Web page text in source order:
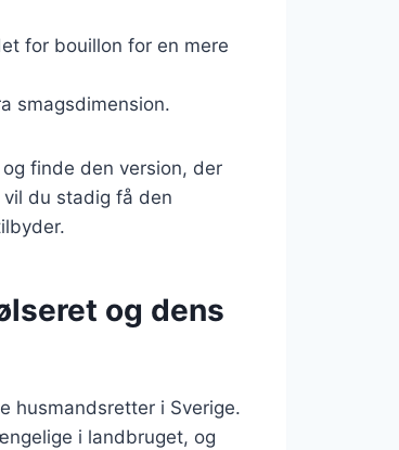
for bouillon for en mere
smagsdimension.
finde den version, der
du stadig få den
og dens
husmandsretter i Sverige.
i landbruget, og